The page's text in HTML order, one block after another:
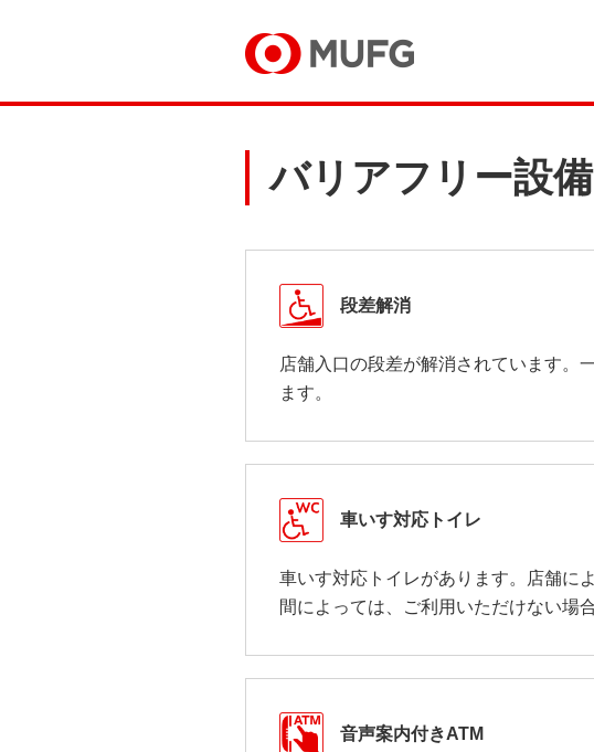
バリアフリー設備
段差解消
店舗入口の段差が解消されています。
ます。
車いす対応トイレ
車いす対応トイレがあります。店舗に
間によっては、ご利用いただけない場
音声案内付きATM